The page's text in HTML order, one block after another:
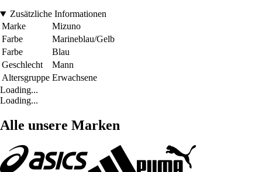
Zusätzliche Informationen
Marke
Mizuno
Farbe
Marineblau/Gelb
Farbe
Blau
Geschlecht
Mann
Altersgruppe Erwachsene
Loading...
Loading...
Alle unsere Marken